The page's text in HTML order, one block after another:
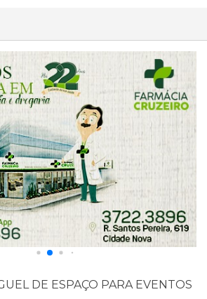
DE ESPAÇO PARA EVENTOS